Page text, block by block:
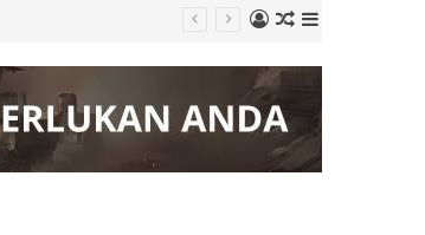
Random
Article
Log
In